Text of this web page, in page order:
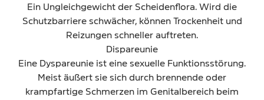
Ein Ungleichgewicht der Scheidenflora. Wird die
Schutzbarriere schwächer, können Trockenheit und
Reizungen schneller auftreten.
Dispareunie
Eine Dyspareunie ist eine sexuelle Funktionsstörung.
Meist äußert sie sich durch brennende oder
krampfartige Schmerzen im Genitalbereich beim